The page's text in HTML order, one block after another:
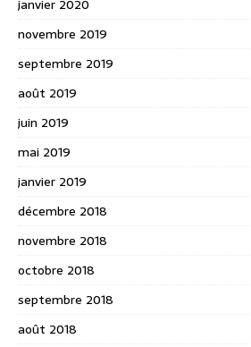
janvier 2020
novembre 2019
septembre 2019
août 2019
juin 2019
mai 2019
janvier 2019
décembre 2018
novembre 2018
octobre 2018
septembre 2018
août 2018